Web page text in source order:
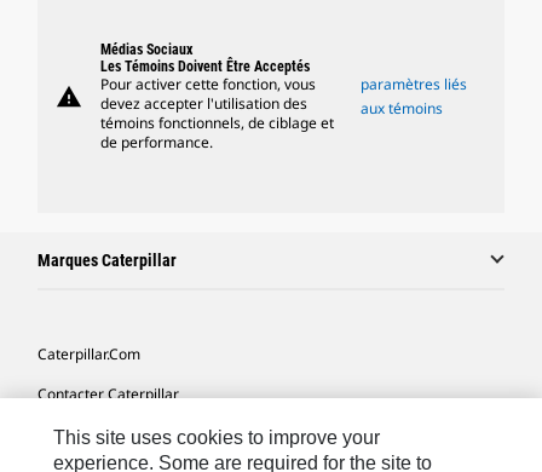
warning
Médias Sociaux
Les Témoins Doivent Être Acceptés
Pour activer cette fonction, vous
devez accepter l'utilisation des
témoins fonctionnels, de ciblage et
de performance.
paramètres liés
aux témoins
Marques Caterpillar
Caterpillar.com
Contacter Caterpillar
Mes Préférences Marketing
This site uses cookies to improve your
experience. Some are required for the site to